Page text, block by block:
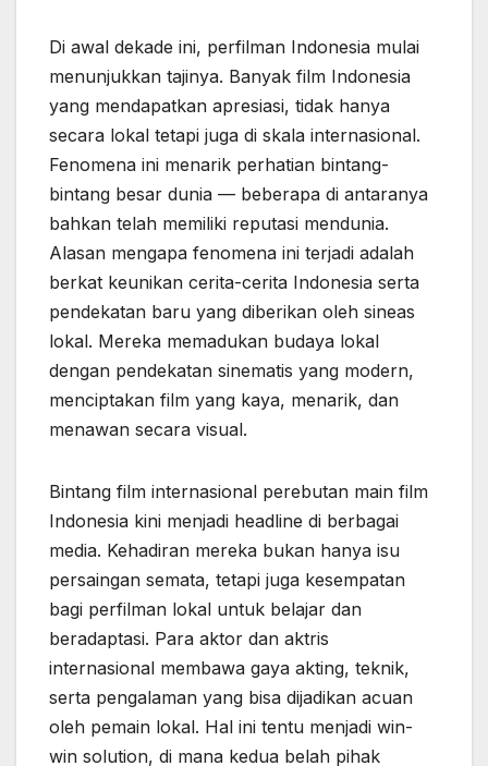
Di awal dekade ini, perfilman Indonesia mulai
menunjukkan tajinya. Banyak film Indonesia
yang mendapatkan apresiasi, tidak hanya
secara lokal tetapi juga di skala internasional.
Fenomena ini menarik perhatian bintang-
bintang besar dunia — beberapa di antaranya
bahkan telah memiliki reputasi mendunia.
Alasan mengapa fenomena ini terjadi adalah
berkat keunikan cerita-cerita Indonesia serta
pendekatan baru yang diberikan oleh sineas
lokal. Mereka memadukan budaya lokal
dengan pendekatan sinematis yang modern,
menciptakan film yang kaya, menarik, dan
menawan secara visual.
Bintang film internasional perebutan main film
Indonesia kini menjadi headline di berbagai
media. Kehadiran mereka bukan hanya isu
persaingan semata, tetapi juga kesempatan
bagi perfilman lokal untuk belajar dan
beradaptasi. Para aktor dan aktris
internasional membawa gaya akting, teknik,
serta pengalaman yang bisa dijadikan acuan
oleh pemain lokal. Hal ini tentu menjadi win-
win solution, di mana kedua belah pihak